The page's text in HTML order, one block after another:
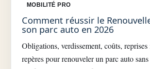
MOBILITÉ PRO
Comment réussir le
son parc auto en 2026
Obligations, verdissement, coûts, reprises
repères pour renouveler un parc auto